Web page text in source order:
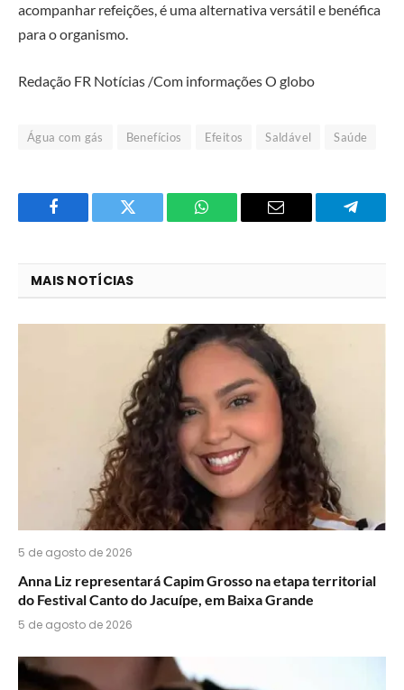
acompanhar refeições, é uma alternativa versátil e benéfica
para o organismo.
Redação FR Notícias /Com informações O globo
Água com gás Benefícios Efeitos Saldável Saúde
Facebook Twitter
O
do
WhatsApp?
E-
MAIS NOTÍCIAS
5 de agosto de 2026
Anna Liz representará Capim Grosso na etapa territorial
do Festival Canto do Jacuípe, em Baixa Grande
5 de agosto de 2026